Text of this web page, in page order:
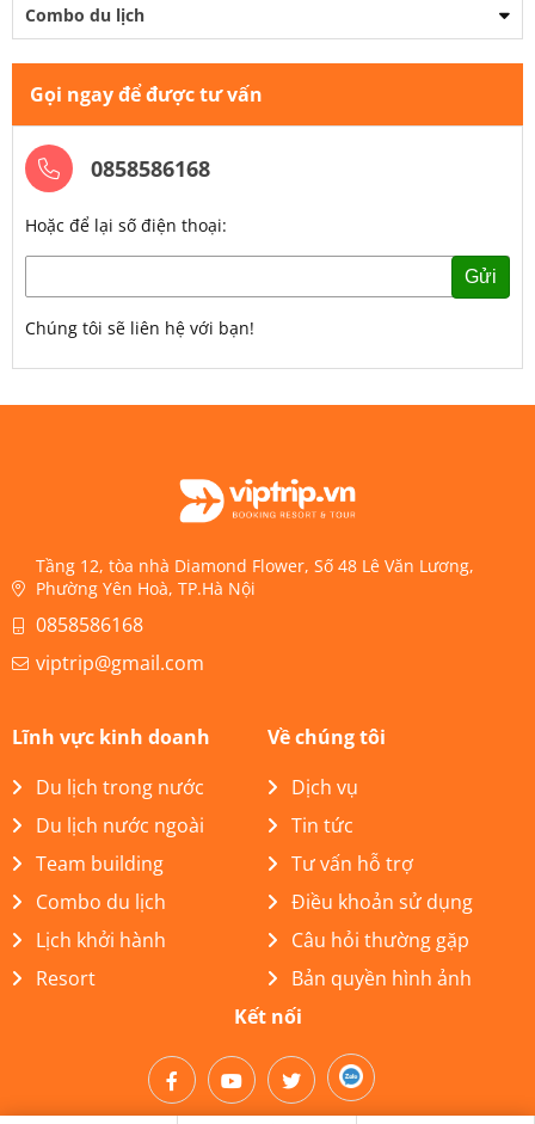
Combo du lịch
Gọi ngay để được tư vấn
0858586168
Hoặc để lại số điện thoại:
Gửi
Chúng tôi sẽ liên hệ với bạn!
Tầng 12, tòa nhà Diamond Flower, Số 48 Lê Văn Lương,
Phường Yên Hoà, TP.Hà Nội
0858586168
viptrip@gmail.com
Lĩnh vực kinh doanh
Du lịch trong nước
Du lịch nước ngoài
Team building
Combo du lịch
Lịch khởi hành
Resort
Về chúng tôi
Dịch vụ
Tin tức
Tư vấn hỗ trợ
Điều khoản sử dụng
Câu hỏi thường gặp
Bản quyền hình ảnh
Kết nối